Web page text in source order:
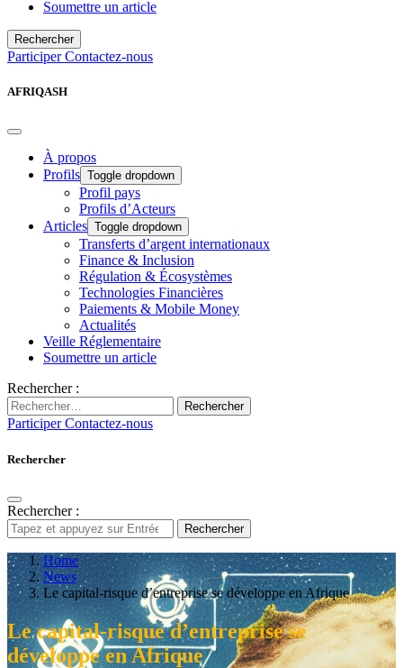
Soumettre un article
Rechercher
ParticiperContactez-nous
AFRIQASH
À propos
Profils Toggle dropdown
Profil pays
Profils d’Acteurs
Articles Toggle dropdown
Transferts d’argent internationaux
Finance & Inclusion
Régulation & Écosystèmes
Technologies Financières
Paiements & Mobile Money
Actualités
Veille Réglementaire
Soumettre un article
Rechercher :
Rechercher
ParticiperContactez-nous
Rechercher
Rechercher :
Rechercher
Home
News
Le capital-risque d’entreprise se développe en Afrique
Le capital-risque d’entreprise se
développe en Afrique